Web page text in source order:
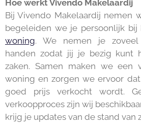
Hoe werkt Vivendo Makelaardij
Bij Vivendo Makelaardij nemen
begeleiden we je persoonlijk bij
woning. We nemen je
handen zodat jij je bezig kunt
zaken. Samen maken we een
woning en zorgen we ervoor
goed prijs verkocht wordt.
verkoopproces zijn wij
krijg je updates van de stand van